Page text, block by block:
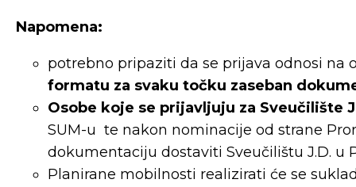
Napomena:
potrebno pripaziti da se prijava odnosi
formatu za svaku točku zaseban
Osobe koje se prijavljuju za Sveučilište
SUM-u te nakon nominacije od strane
dokumentaciju dostaviti Sveučilištu J.D. u
Planirane mobilnosti realizirati će se